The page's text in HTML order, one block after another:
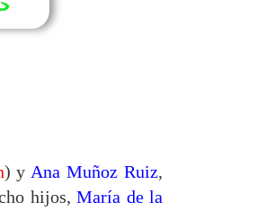
) y Ana Muñoz Ruiz,
hijos,María de la